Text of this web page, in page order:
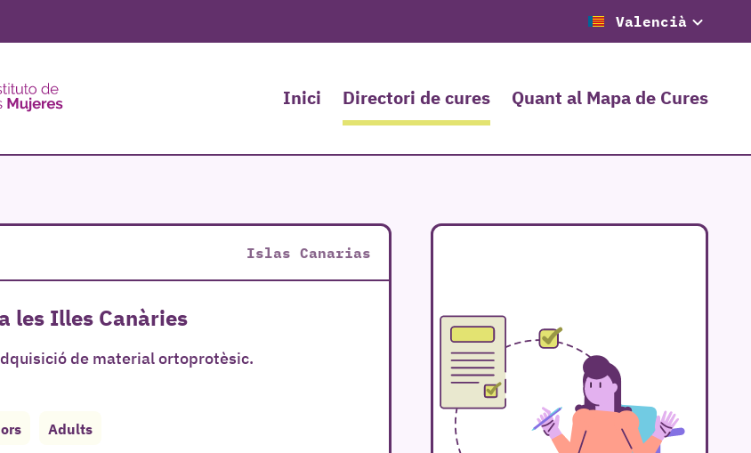
Valencià
Inici Directori de cures Quant al Mapa de Cures
Islas Canarias
les Illes Canàries
de material ortoprotèsic.
Adults